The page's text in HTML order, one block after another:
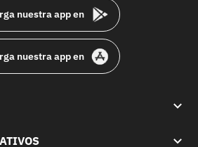
nuestra app en
nuestra app en